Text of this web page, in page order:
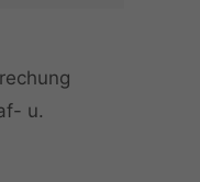
u.